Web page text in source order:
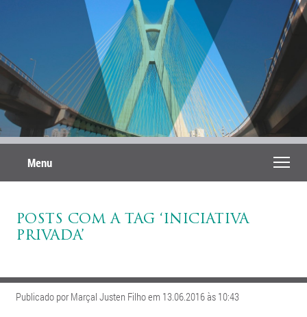
Menu
POSTS COM A TAG ‘INICIATIVA
PRIVADA’
Publicado por Marçal Justen Filho em 13.06.2016 às 10:43